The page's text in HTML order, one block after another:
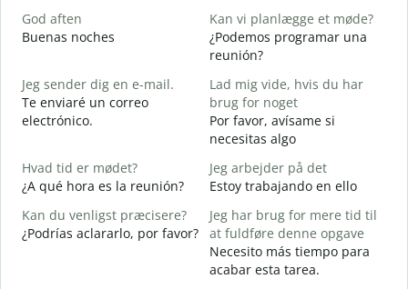
God aften
Buenas noches
Kan vi planlægge et møde?
¿Podemos programar una
reunión?
Jeg sender dig en e-mail.
Te enviaré un correo
electrónico.
Lad mig vide, hvis du har
brug for noget
Por favor, avísame si
necesitas algo
Hvad tid er mødet?
¿A qué hora es la reunión?
Jeg arbejder på det
Estoy trabajando en ello
Kan du venligst præcisere?
¿Podrías aclararlo, por favor?
Jeg har brug for mere tid til
at fuldføre denne opgave
Necesito más tiempo para
acabar esta tarea.